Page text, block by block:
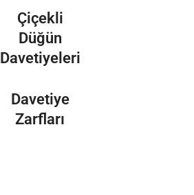
Çiçekli
Düğün
Davetiyeleri
Davetiye
Zarfları